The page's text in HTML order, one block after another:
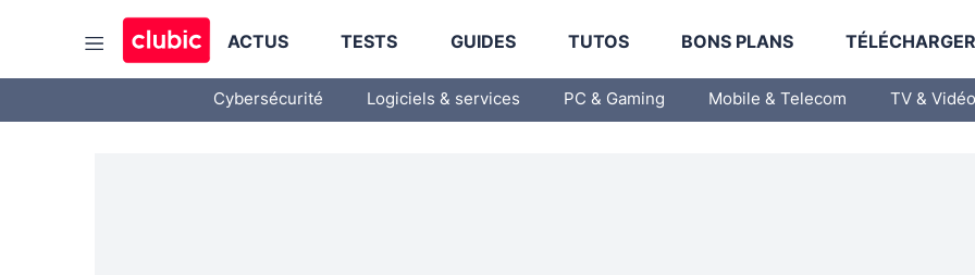
ACTUS TESTS GUIDES TUTOS BONS PLANS
Cybersécurité Logiciels & services PC & Gaming Mobile & Telecom TV & Vidéo